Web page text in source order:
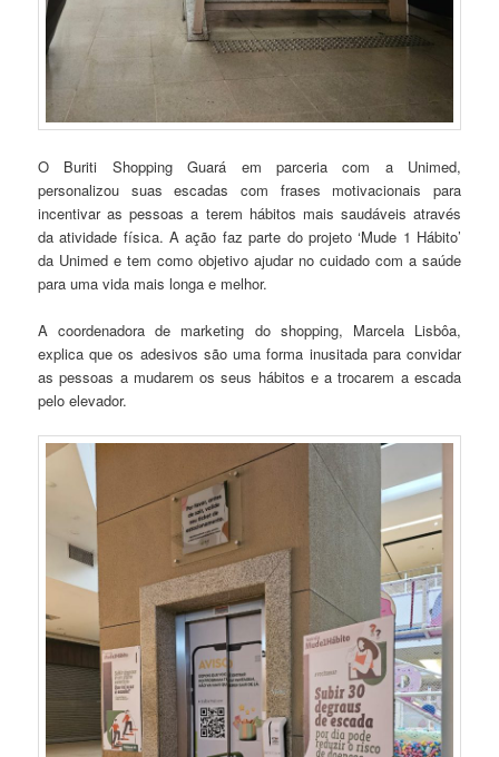
O Buriti Shopping Guará em parceria com a Unimed,
personalizou suas escadas com frases motivacionais para
incentivar as pessoas a terem hábitos mais saudáveis através
da atividade física. A ação faz parte do projeto ‘Mude 1 Hábito’
da Unimed e tem como objetivo ajudar no cuidado com a saúde
para uma vida mais longa e melhor.
A coordenadora de marketing do shopping, Marcela Lisbôa,
explica que os adesivos são uma forma inusitada para convidar
as pessoas a mudarem os seus hábitos e a trocarem a escada
pelo elevador.